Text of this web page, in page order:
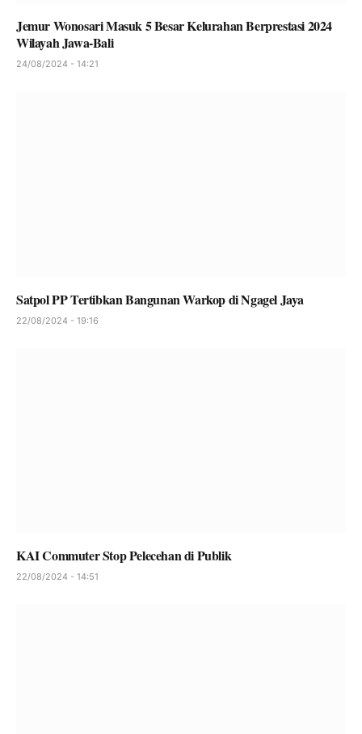
Jemur Wonosari Masuk 5 Besar Kelurahan Berprestasi 2024
Wilayah Jawa-Bali
24/08/2024 - 14:21
Satpol PP Tertibkan Bangunan Warkop di Ngagel Jaya
22/08/2024 - 19:16
KAI Commuter Stop Pelecehan di Publik
22/08/2024 - 14:51